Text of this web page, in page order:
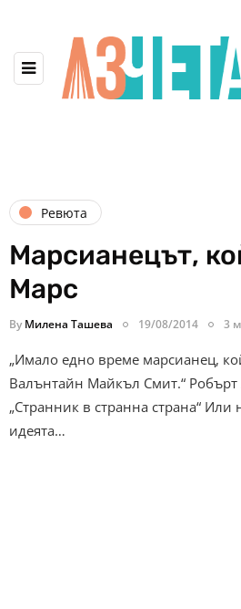
Ревюта
Марсианецът,
Марс
By Милена Ташева 19/08/2014 3
„Имало едно време марсианец,
Валънтайн Майкъл Смит.“
„Странник в странна страна“
идеята…